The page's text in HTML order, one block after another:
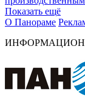
Показать ещё
О Панораме